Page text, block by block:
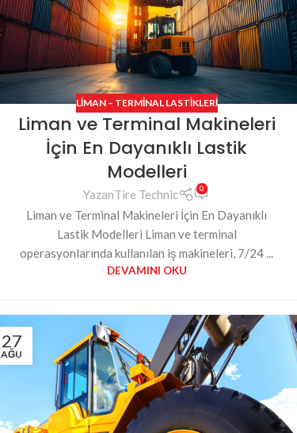
Compactor & Silindir &
LIMAN – TERMINAL LASTIKLERI
Liman ve Terminal Makineleri
İçin En Dayanıklı Lastik
Modelleri
YazanTire Technic 0
Liman ve Terminal Makineleri İçin En Dayanıklı
Lastik Modelleri Liman ve terminal
operasyonlarında kullanılan iş makineleri, 7/24 ...
DEVAMINI OKU
27
AĞU